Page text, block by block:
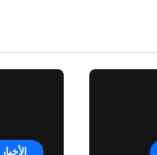
الأخبار